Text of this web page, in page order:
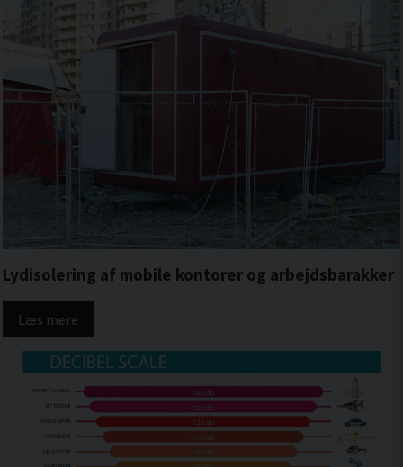
Lydisolering af mobile kontorer og arbejdsbarakker
Læs mere